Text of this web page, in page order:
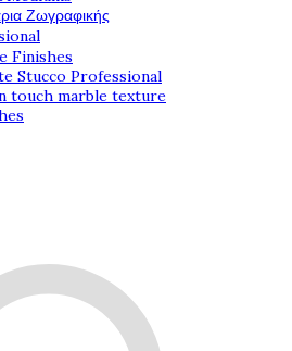
Ζωγραφικής
Finishes
Stucco Professional
touch marble texture